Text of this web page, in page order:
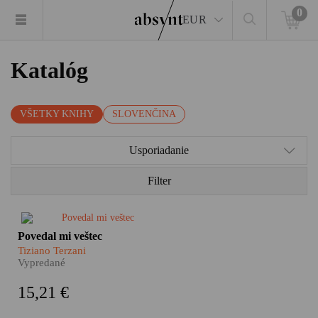
EUR
0
Katalóg
VŠETKY KNIHY SLOVENČINA
Usporiadanie
Filter
​V tejto knihe nájdete Barmu,
Vietnam, Čínu či Mongolsko
videné z tých
každej z týchto krajín hľadal
Povedal mi veštec
Tiziano Terzani
Vypredané
15,21 €